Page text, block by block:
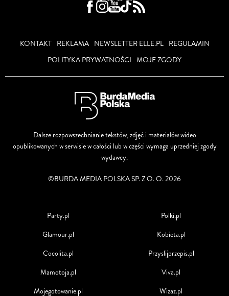
KONTAKT REKLAMA NEWSLETTER ELLE.PL
REGULAMIN
POLITYKA PRYWATNOŚCI MOJE ZGODY
Dalsze rozpowszechnianie tekstów, zdjęć i materiałów wideo
opublikowanych w serwisie w całości lub w części wymaga uprzedniej zgody
wydawcy.
©BURDA MEDIA POLSKA SP. Z O. O. 2026
Party.pl
Glamour.pl
Cocolita.pl
Mamotoja.pl
Mojegotowanie.pl
Polki.pl
Kobieta.pl
Przyslijprzepis.pl
Viva.pl
Wizaz.pl